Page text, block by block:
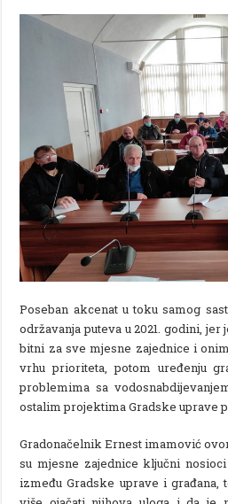
Poseban akcenat u toku samog
održavanja puteva u 2021. godini,
bitni za sve mjesne zajednice i
vrhu prioriteta, potom uređenju
problemima sa
ostalim projektima Gradske uprave
Gradonačelnik Ernest imamović
su mjesne zajednice ključni
između Gradske uprave i građana,